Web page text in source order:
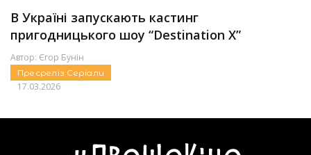
В Україні запускають кастинг
пригодницького шоу “Destination X”
Автор: Єгор Бунін
Пресреліз Серіали
17.03.2026